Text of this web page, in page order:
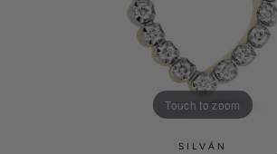
Touch to zoom
SILVÁN